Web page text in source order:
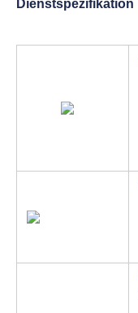
Dienstspezifikation